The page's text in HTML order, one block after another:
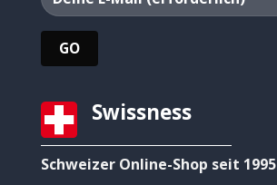
Swissness
Schweizer Online-Shop seit 1995